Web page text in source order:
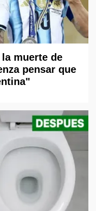
muerte de
pensar que